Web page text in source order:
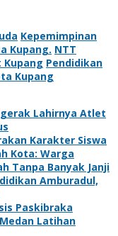
Kepemimpinan
Kupang. NTT
Kupang Pendidikan
Kupang
Lahirnya Atlet
Karakter Siswa
Kota: Warga
Tanpa Banyak Janji
Amburadul,
Paskibraka
Latihan